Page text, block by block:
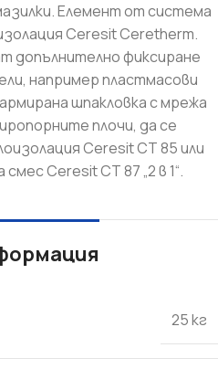
Елемент от система
Ceresit Ceretherm.
допълнително фиксиране
например пластмасови
шпакловка с мрежа
плочи, да се
Ceresit CT 85 или
Ceresit СТ 87 „2 в 1“.
25 кг